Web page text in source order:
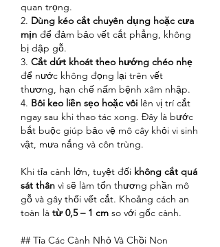
quan trọng.
2. Dùng kéo cắt chuyên dụng hoặc cưa
mịn để đảm bảo vết cắt phẳng, không
bị dập gỗ.
3. Cắt dứt khoát theo hướng chéo nhẹ
để nước không đọng lại trên vết
thương, hạn chế nấm bệnh xâm nhập.
4. Bôi keo liền sẹo hoặc vôi lên vị trí cắt
ngay sau khi thao tác xong. Đây là bước
bắt buộc giúp bảo vệ mô cây khỏi vi sinh
vật, mưa nắng và côn trùng.
Khi tỉa cành lớn, tuyệt đối không cắt quá
sát thân vì sẽ làm tổn thương phần mô
gỗ và gây thối vết cắt. Khoảng cách an
toàn là từ 0,5 – 1 cm so với gốc cành.
## Tỉa Các Cành Nhỏ Và Chồi Non